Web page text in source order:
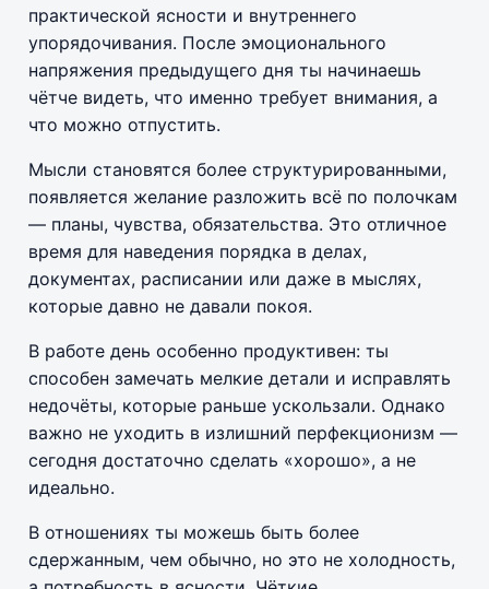
практической ясности и внутреннего
упорядочивания. После эмоционального
напряжения предыдущего дня ты начинаешь
чётче видеть, что именно требует внимания, а
что можно отпустить.
Мысли становятся более структурированными,
появляется желание разложить всё по полочкам
— планы, чувства, обязательства. Это отличное
время для наведения порядка в делах,
документах, расписании или даже в мыслях,
которые давно не давали покоя.
В работе день особенно продуктивен: ты
способен замечать мелкие детали и исправлять
недочёты, которые раньше ускользали. Однако
важно не уходить в излишний перфекционизм —
сегодня достаточно сделать «хорошо», а не
идеально.
В отношениях ты можешь быть более
сдержанным, чем обычно, но это не холодность,